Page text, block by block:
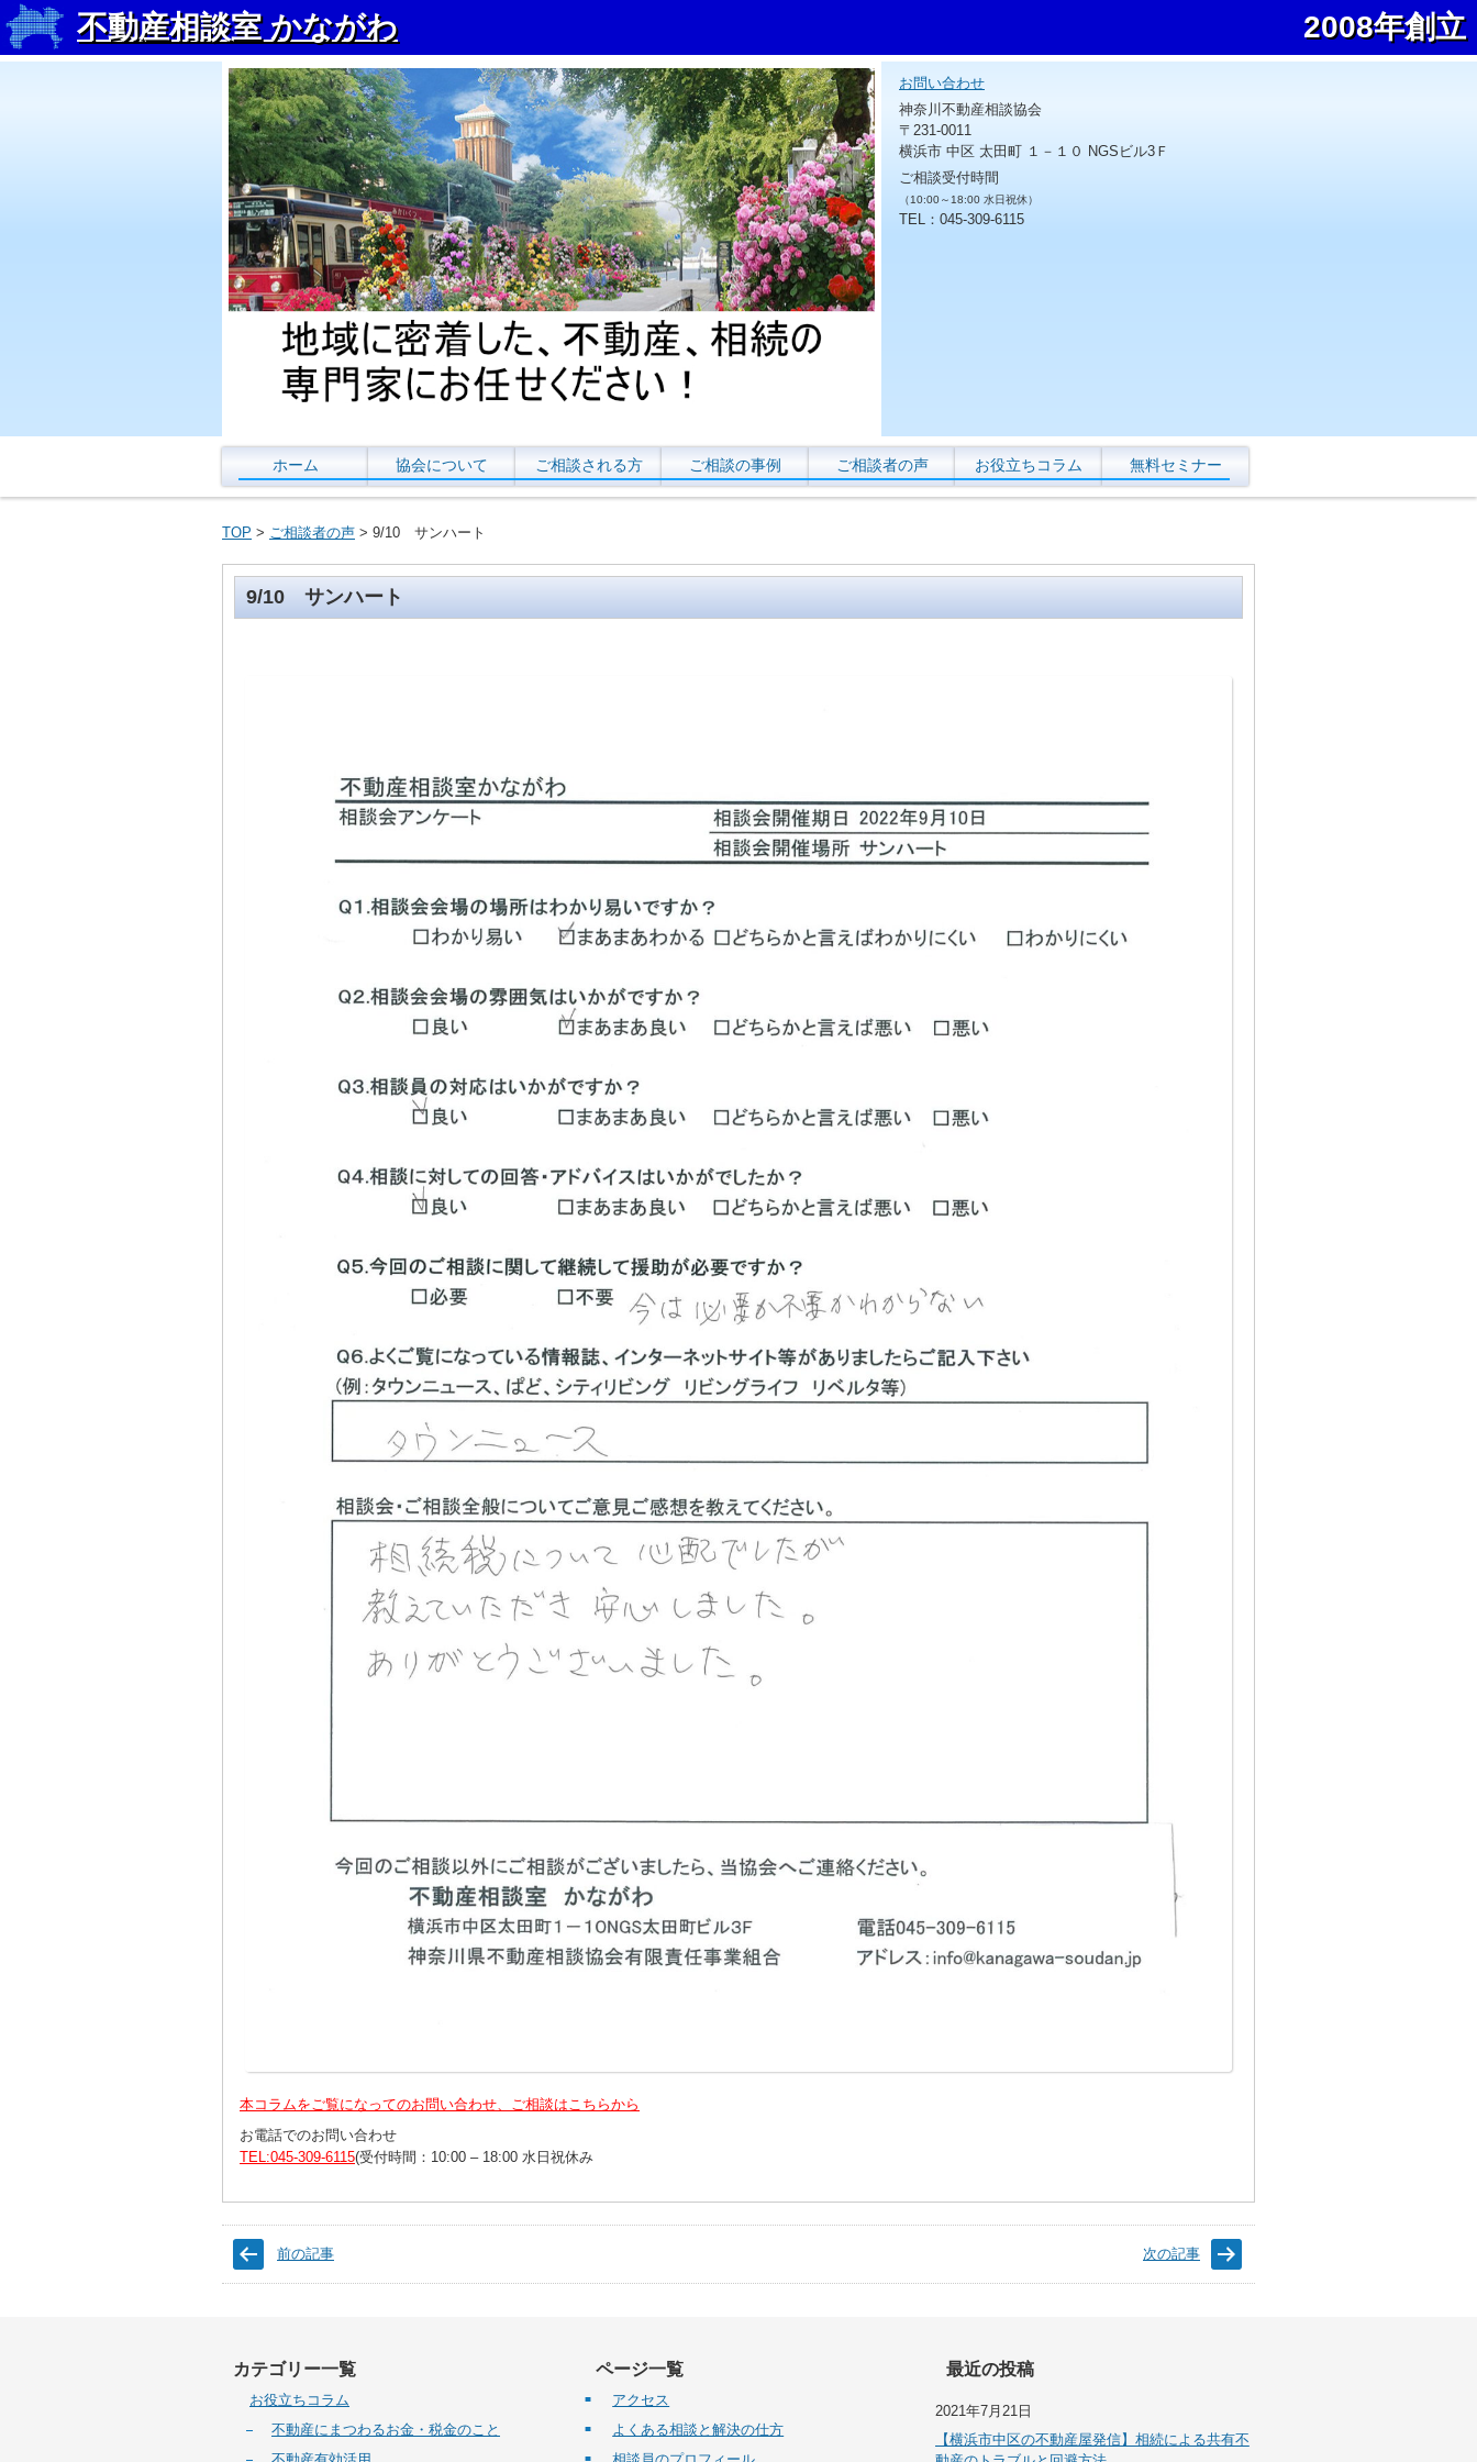
2008年創立
不動産相談室 かながわ
お問い合わせ
神奈川不動産相談協会
〒231-0011
横浜市 中区 太田町 １－１０ NGSビル3Ｆ
ご相談受付時間
（10:00～18:00 水日祝休）
TEL：045-309-6115
コンテンツに移動
ホーム 協会について ご相談される方 ご相談の事例 ご相談者の声 お役立ちコラム 無料セミナー
TOP > ご相談者の声 > 9/10 サンハート
9/10 サンハート
本コラムをご覧になってのお問い合わせ、ご相談はこちらから
お電話でのお問い合わせ
TEL:045-309-6115(受付時間：10:00 – 18:00 水日祝休み
前の記事 次の記事
カテゴリー一覧
お役立ちコラム
不動産にまつわるお金・税金のこと
ページ一覧
アクセス
よくある相談と解決の仕方
最近の投稿
2021年7月21日
【横浜市中区の不動産屋発信】相続による共有不